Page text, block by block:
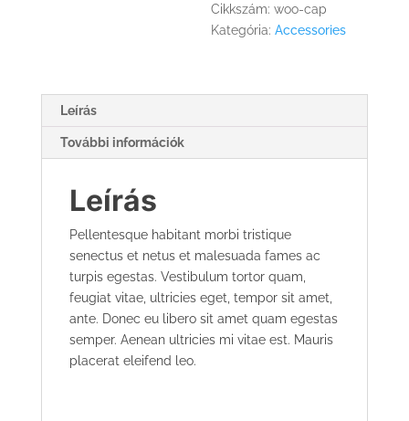
Cikkszám:woo-cap
Kategória:Accessories
Leírás
További információk
Leírás
Pellentesque habitant morbi tristique
senectus et netus et malesuada fames ac
turpis egestas. Vestibulum tortor quam,
feugiat vitae, ultricies eget, tempor sit amet,
ante. Donec eu libero sit amet quam egestas
semper. Aenean ultricies mi vitae est. Mauris
placerat eleifend leo.